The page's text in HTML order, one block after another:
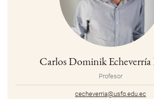
Carlos Dominik Echeverría
Profesor
cecheverria@usfq.edu.ec